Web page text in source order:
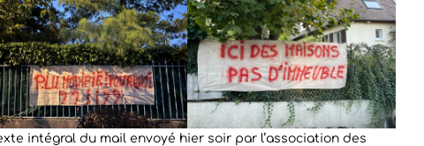
intégral du mail envoyé hier soir par l’association des